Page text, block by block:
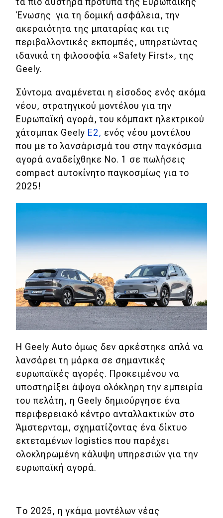
Ένωσης για τη δομική ασφάλεια, την
ακεραιότητα της μπαταρίας και τις
περιβαλλοντικές εκπομπές, υπηρετώντας
ιδανικά τη φιλοσοφία «Safety First», της
Geely.
Σύντομα αναμένεται η είσοδος ενός ακόμα
νέου, στρατηγικού μοντέλου για την
Ευρωπαϊκή αγορά, του κόμπακτ ηλεκτρικού
χάτσμπακ Geely Ε2, ενός νέου μοντέλου
που με το λανσάρισμά του στην παγκόσμια
αγορά αναδείχθηκε Νο. 1 σε πωλήσεις
compact αυτοκίνητο παγκοσμίως για το
2025!
Η Geely Auto όμως δεν αρκέστηκε απλά να
λανσάρει τη μάρκα σε σημαντικές
ευρωπαϊκές αγορές. Προκειμένου να
υποστηρίξει άψογα ολόκληρη την εμπειρία
του πελάτη, η Geely δημιούργησε ένα
περιφερειακό κέντρο ανταλλακτικών στο
Άμστερνταμ, σχηματίζοντας ένα δίκτυο
εκτεταμένων logistics που παρέχει
ολοκληρωμένη κάλυψη υπηρεσιών για την
ευρωπαϊκή αγορά.
Το 2025, η γκάμα μοντέλων νέας